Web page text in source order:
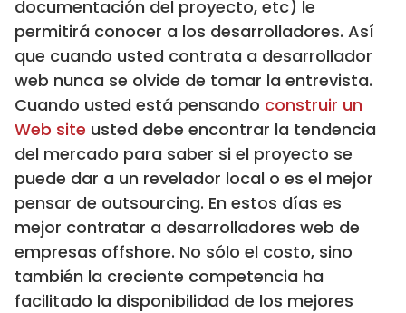
documentación del proyecto, etc) le
permitirá conocer a los desarrolladores. Así
que cuando usted contrata a desarrollador
web nunca se olvide de tomar la entrevista.
Cuando usted está pensando construir un
Web site usted debe encontrar la tendencia
del mercado para saber si el proyecto se
puede dar a un revelador local o es el mejor
pensar de outsourcing. En estos días es
mejor contratar a desarrolladores web de
empresas offshore. No sólo el costo, sino
también la creciente competencia ha
facilitado la disponibilidad de los mejores